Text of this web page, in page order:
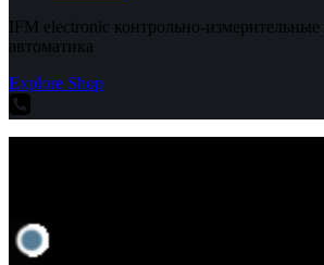
IFM electronic контрольно-
автоматика
Explore Shop